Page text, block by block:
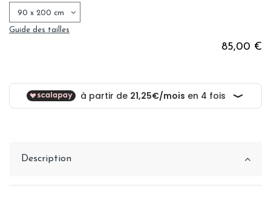
Guide des tailles
85,00 €
Description